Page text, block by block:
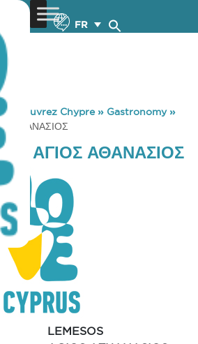
FR
Découvrez Chypre» Gastronomy»
ΑΘΑΝΑΣΙΟΣ
ΑΓΙΟΣ ΑΘΑΝΑΣΙΟΣ
LEMESOS